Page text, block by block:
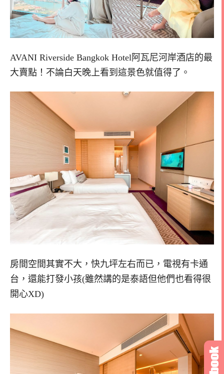
AVANI Riverside Bangkok Hotel阿瓦尼河岸酒店的最
大賣點！不論白天晚上看到這景色就值得了。
房間空間其實不大，快九坪左右而已，電視有卡通
台，還能打發小孩(雖然講的是泰語但他們也看得很
開心XD)